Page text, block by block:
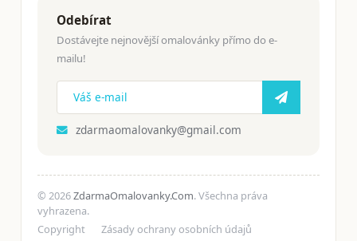
Odebírat
Dostávejte nejnovější omalovánky přímo do e-
mailu!
zdarmaomalovanky@gmail.com
© 2026ZdarmaOmalovanky.Com. Všechna práva
vyhrazena.
Copyright
Zásady ochrany osobních údajů